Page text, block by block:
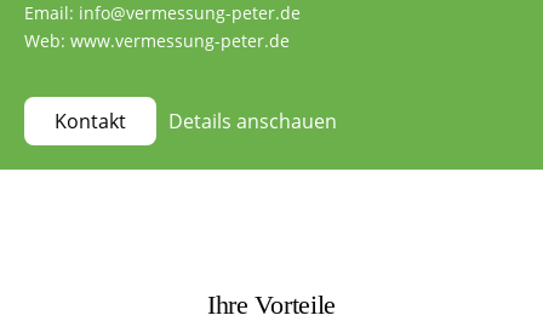
Email: info@vermessung-peter.de
Web: www.vermessung-peter.de
Kontakt Details anschauen
Ihre Vorteile